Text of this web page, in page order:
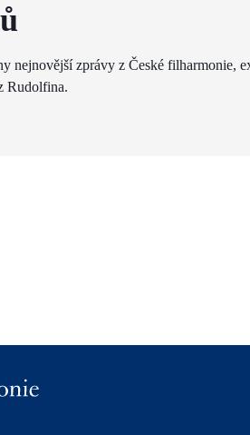
nejnovější zprávy z České filharmonie,
Rudolfina.